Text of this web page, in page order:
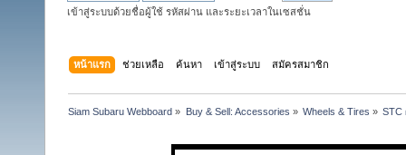
เข้าสู่ระบบด้วยชื่อผู้ใช้ รหัสผ่าน และระยะเวลาในเซสชั่น
หน้าแรก ช่วยเหลือ ค้นหา เข้าสู่ระบบ สมัครสมาชิก
Siam Subaru Webboard » Buy & Sell: Accessories » Wheels & Tires » STC